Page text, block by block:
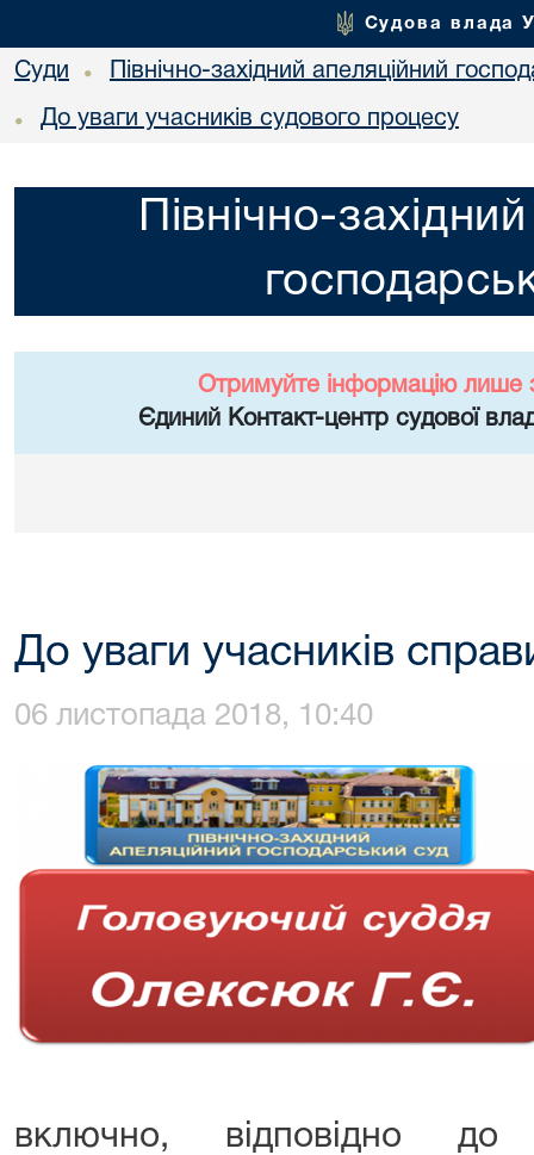
Судова влада
Суди • Північно-західний апеляційний
• До уваги учасників судового процесу
Північно-
Отримуйте інформацію лише
Єдиний Контакт-центр судової
До уваги учасників
06 листопада 2018, 10:40
включно, відповідно